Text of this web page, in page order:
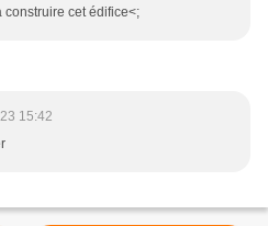
construire cet édifice<;
15:42